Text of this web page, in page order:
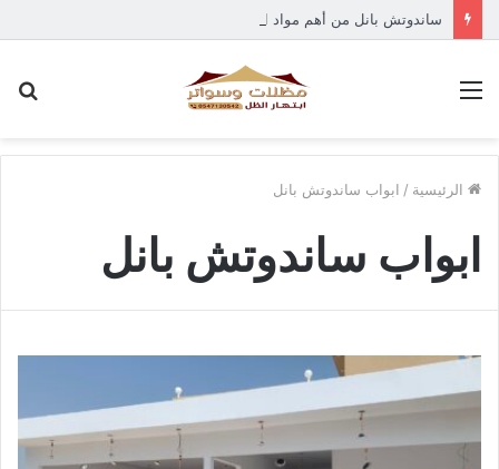
ساندوتش بانل من أهم مواد البناء الحديثة في جده
الرئيسية / ابواب ساندوتش بانل
ابواب ساندوتش بانل